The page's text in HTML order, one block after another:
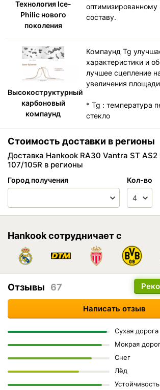
Технология Ice-
Philic нового
поколения
составу.
Высокоструктурный
карбоновый
компаунд
Компаунд Tg
характеристики и
лучшее сцепление
увеличения площади
* Tg : температура
стекло
Стоимость доставки в регионы
Доставка Hankook RA30 Vantra ST AS2
107/105R в регионы
Город получения Кол-во
Hankook сотрудничает с
Отзывы 67
Написать отзыв
Сухая дорога
Мокрая
Снег
Лёд
Устойчивость